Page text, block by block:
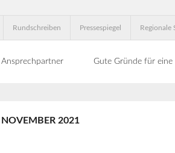
Rundschreiben Pressespiegel Regionale
Ansprechpartner Gute Gründe für
2021